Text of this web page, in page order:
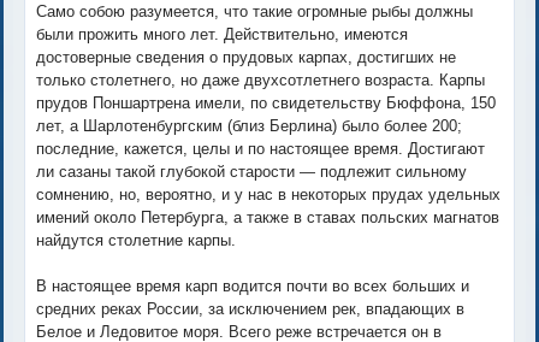
Само собою разумеется, что такие огромные рыбы должны
были прожить много лет. Действительно, имеются
достоверные сведения о прудовых карпах, достигших не
только столетнего, но даже двухсотлетнего возраста. Карпы
прудов Поншартрена имели, по свидетельству Бюффона, 150
лет, а Шарлотенбургским (близ Берлина) было более 200;
последние, кажется, целы и по настоящее время. Достигают
ли сазаны такой глубокой старости — подлежит сильному
сомнению, но, вероятно, и у нас в некоторых прудах удельных
имений около Петербурга, а также в ставах польских магнатов
найдутся столетние карпы.
В настоящее время карп водится почти во всех больших и
средних реках России, за исключением рек, впадающих в
Белое и Ледовитое моря. Всего реже встречается он в